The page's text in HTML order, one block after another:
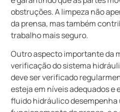
obstruções. A limpeza não
da prensa, mas também
trabalho mais seguro.
Outro aspecto importante da
verificação do sistema
deve ser verificado
esteja em níveis adequados e
fluido hidráulico desempenha